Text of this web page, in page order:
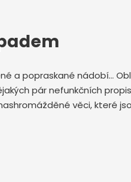
a popraskané nádobí…
pár nefunkčních
věci, které